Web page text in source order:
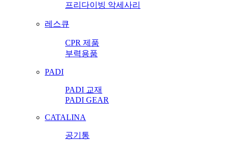
프리다이빙 악세사리
레스큐
CPR 제품
부력용품
PADI
PADI 교재
PADI GEAR
CATALINA
공기통